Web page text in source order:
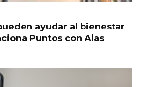
ayudar al bienestar
Puntos con Alas